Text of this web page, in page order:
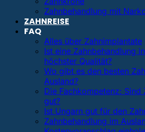
Zahnbehandlung mit
ZAHNREISE
FAQ
Alles über Zahnimplantate
Ist eine Zahnbehandlung
höchster Qualität?
Wo gibt es den besten
Ausland?
Die Fachkompetenz: Sind
gut?
Ist Ungarn gut für den
Zahnbehandlung im